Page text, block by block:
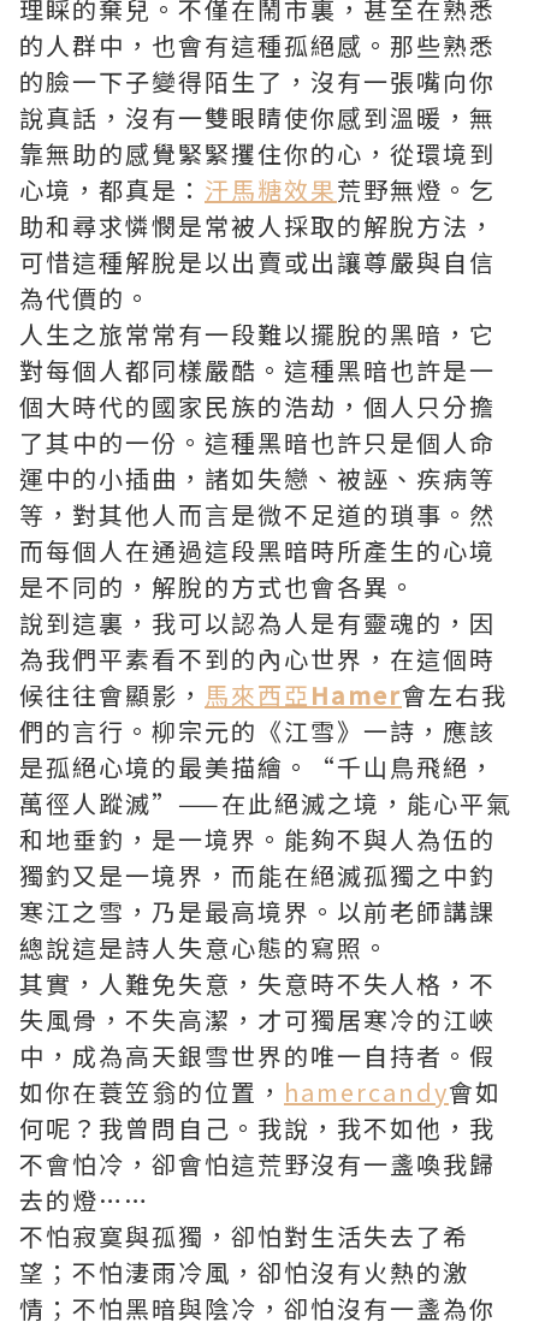
理睬的棄兒。不僅在鬧市裏，甚至在熟悉
的人群中，也會有這種孤絕感。那些熟悉
的臉一下子變得陌生了，沒有一張嘴向你
說真話，沒有一雙眼睛使你感到溫暖，無
靠無助的感覺緊緊攫住你的心，從環境到
心境，都真是： 汗馬糖效果荒野無燈。乞
助和尋求憐憫是常被人採取的解脫方法，
可惜這種解脫是以出賣或出讓尊嚴與自信
為代價的。
人生之旅常常有一段難以擺脫的黑暗，它
對每個人都同樣嚴酷。這種黑暗也許是一
個大時代的國家民族的浩劫，個人只分擔
了其中的一份。這種黑暗也許只是個人命
運中的小插曲，諸如失戀、被誣、疾病等
等，對其他人而言是微不足道的瑣事。然
而每個人在通過這段黑暗時所產生的心境
是不同的，解脫的方式也會各異。
說到這裏，我可以認為人是有靈魂的，因
為我們平素看不到的內心世界，在這個時
候往往會顯影， 馬來西亞Hamer會左右我
們的言行。柳宗元的《江雪》一詩，應該
是孤絕心境的最美描繪。“千山鳥飛絕，
萬徑人蹤滅”——在此絕滅之境，能心平氣
和地垂釣，是一境界。能夠不與人為伍的
獨釣又是一境界，而能在絕滅孤獨之中釣
寒江之雪，乃是最高境界。以前老師講課
總說這是詩人失意心態的寫照。
其實，人難免失意，失意時不失人格，不
失風骨，不失高潔，才可獨居寒冷的江峽
中，成為高天銀雪世界的唯一自持者。假
如你在蓑笠翁的位置， hamercandy會如
何呢？我曾問自己。我說，我不如他，我
不會怕冷，卻會怕這荒野沒有一盞喚我歸
去的燈……
不怕寂寞與孤獨，卻怕對生活失去了希
望；不怕淒雨冷風，卻怕沒有火熱的激
情；不怕黑暗與陰冷，卻怕沒有一盞為你